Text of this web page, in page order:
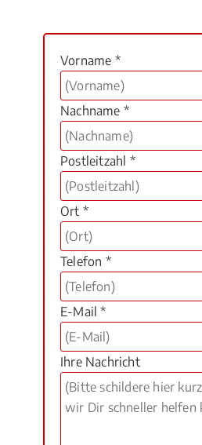
Vorname *
Nachname *
Postleitzahl *
Ort *
Telefon *
E-Mail *
Ihre Nachricht